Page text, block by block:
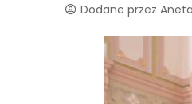
Dodane przez